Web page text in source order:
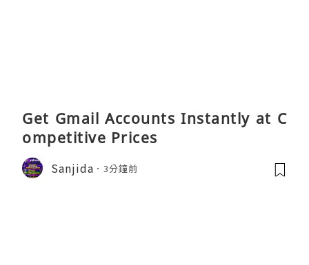
Get Gmail Accounts Instantly at C
ompetitive Prices
Sanjida 3分鐘前